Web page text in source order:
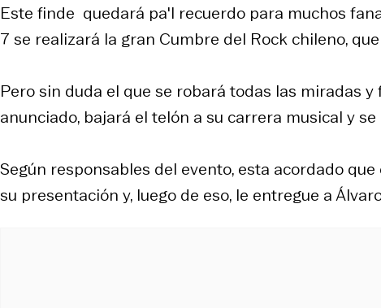
Este finde quedará pa'l recuerdo para muchos
7 se realizará la gran Cumbre del Rock chileno,
Pero sin duda el que se robará todas las miradas y
anunciado, bajará el telón a su carrera musical y
Según responsables del evento, esta acordado
su presentación y, luego de eso, le entregue a